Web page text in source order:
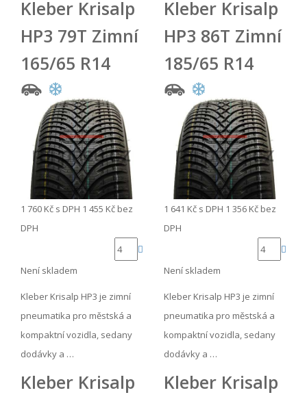
Kleber Krisalp
HP3 79T Zimní
165/65 R14
1 760 Kč s DPH 1 455 Kč bez
DPH
Není skladem
Kleber Krisalp HP3 je zimní
pneumatika pro městská a
kompaktní vozidla, sedany
dodávky a …
Kleber Krisalp
HP3 86T Zimní
185/65 R14
1 641 Kč s DPH 1 356 Kč bez
DPH
Není skladem
Kleber Krisalp HP3 je zimní
pneumatika pro městská a
kompaktní vozidla, sedany
dodávky a …
Kleber Krisalp
Kleber Krisalp